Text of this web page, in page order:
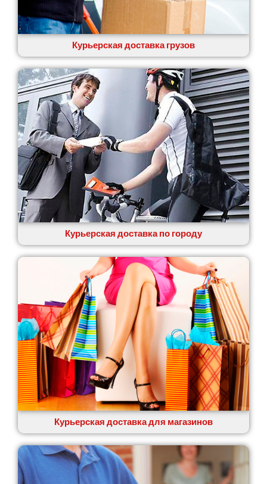
Курьерская доставка грузов
Курьерская доставка по городу
Курьерская доставка для магазинов